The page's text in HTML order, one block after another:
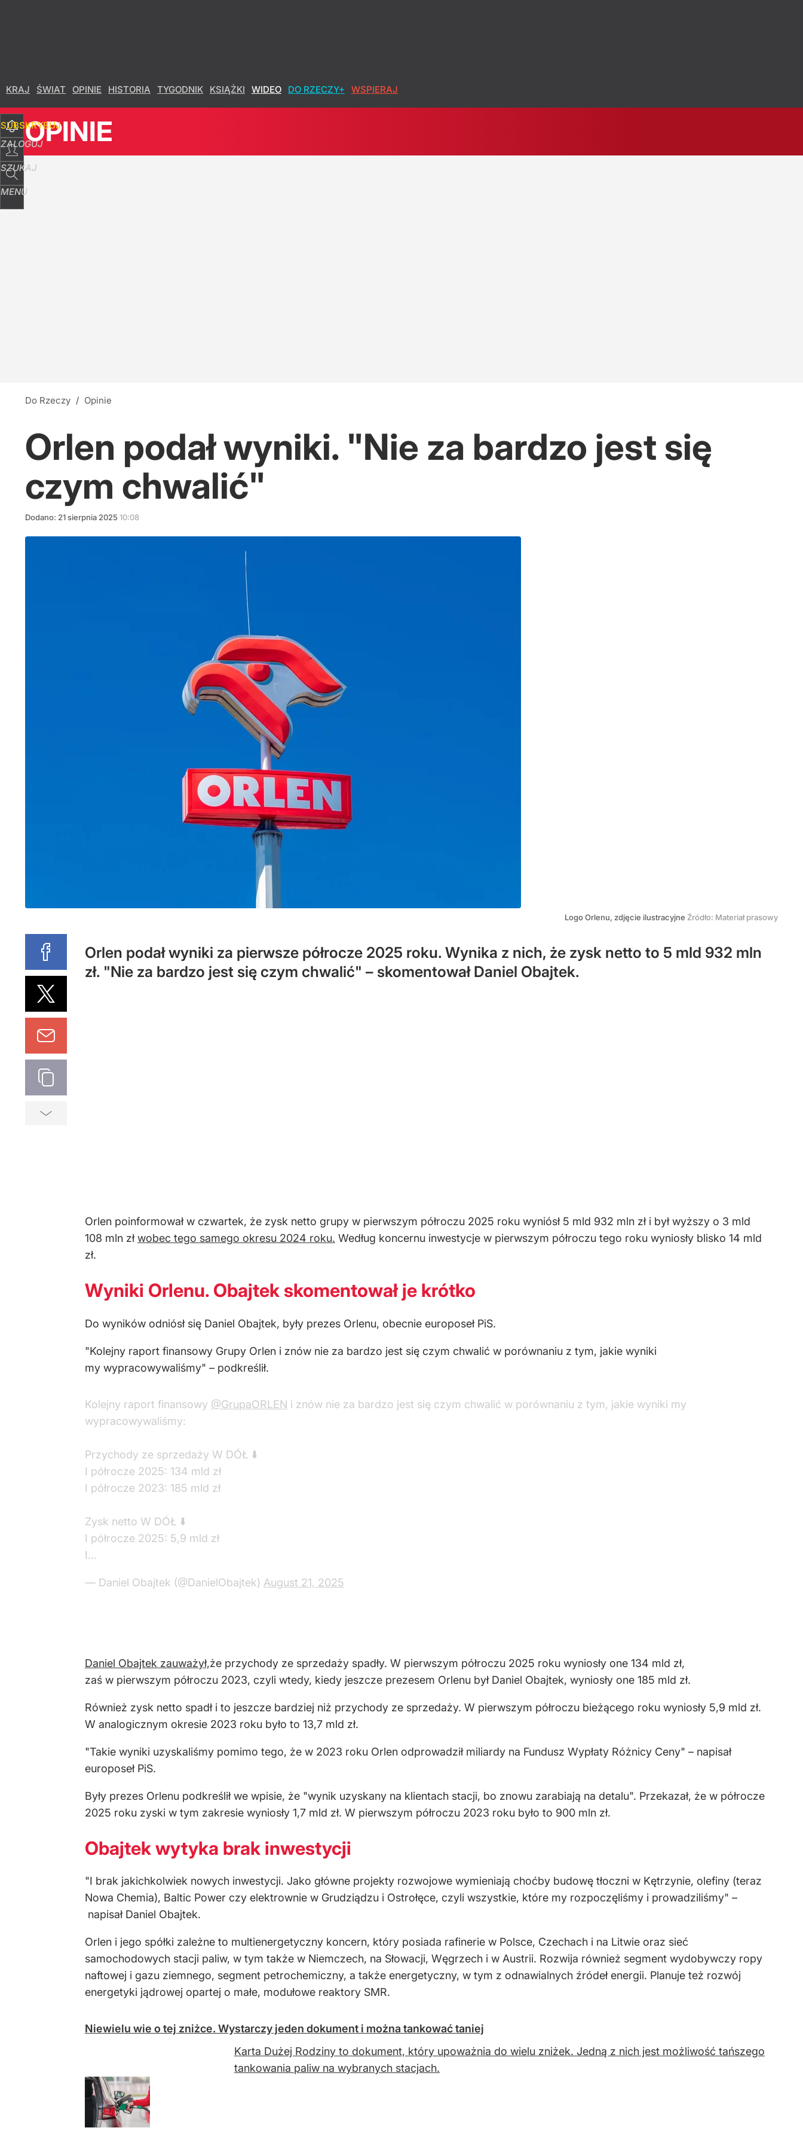
KRAJ ŚWIAT OPINIE HISTORIA TYGODNIK KSIĄŻKI WIDEO DO RZECZY+ WSPIERAJ
SUBSKRYBUJ
ZALOGUJ
SZUKAJ
MENU
OPINIE
Do Rzeczy / Opinie
Orlen podał wyniki. "Nie za bardzo jest się
czym chwalić"
Dodano: 21sierpnia 2025 10:08
Logo Orlenu, zdjęcie ilustracyjne Źródło: Materiał prasowy
Orlen podał wyniki za pierwsze półrocze 2025 roku. Wynika z nich, że zysk netto to 5 mld 932 mln
zł. "Nie za bardzo jest się czym chwalić" – skomentował Daniel Obajtek.
Orlen poinformował w czwartek, że zysk netto grupy w pierwszym półroczu 2025 roku wyniósł 5 mld 932 mln zł i był wyższy o 3 mld
108 mln złwobec tego samego okresu 2024 roku. Według koncernu inwestycje w pierwszym półroczu tego roku wyniosły blisko 14 mld
zł.
Wyniki Orlenu. Obajtek skomentował je krótko
Do wyników odniósł się Daniel Obajtek, były prezes Orlenu, obecnie europoseł PiS.
"Kolejny raport finansowy Grupy Orlen i znów nie za bardzo jest się czym chwalić w porównaniu z tym, jakie wyniki
my wypracowywaliśmy" – podkreślił.
Kolejny raport finansowy @GrupaORLEN i znów nie za bardzo jest się czym chwalić w porównaniu z tym, jakie wyniki my
wypracowywaliśmy:
Przychody ze sprzedaży W DÓŁ ⬇️
I półrocze 2025: 134 mld zł
I półrocze 2023: 185 mld zł
Zysk netto W DÓŁ ⬇️
I półrocze 2025: 5,9 mld zł
I…
— Daniel Obajtek (@DanielObajtek) August 21, 2025
Daniel Obajtek zauważył,że przychody ze sprzedaży spadły. W pierwszym półroczu 2025 roku wyniosły one 134 mld zł,
zaś w pierwszym półroczu 2023, czyli wtedy, kiedy jeszcze prezesem Orlenu był Daniel Obajtek, wyniosły one 185 mld zł.
Również zysk netto spadł i to jeszcze bardziej niż przychody ze sprzedaży. W pierwszym półroczu bieżącego roku wyniosły 5,9 mld zł.
W analogicznym okresie 2023 roku było to 13,7 mld zł.
"Takie wyniki uzyskaliśmy pomimo tego, że w 2023 roku Orlen odprowadził miliardy na Fundusz Wypłaty Różnicy Ceny" – napisał
europoseł PiS.
Były prezes Orlenu podkreślił we wpisie, że "wynik uzyskany na klientach stacji, bo znowu zarabiają na detalu". Przekazał, że w półrocze
2025 roku zyski w tym zakresie wyniosły 1,7 mld zł. W pierwszym półroczu 2023 roku było to 900 mln zł.
Obajtek wytyka brak inwestycji
"I brak jakichkolwiek nowych inwestycji. Jako główne projekty rozwojowe wymieniają choćby budowę tłoczni w Kętrzynie, olefiny (teraz
Nowa Chemia), Baltic Power czy elektrownie w Grudziądzu i Ostrołęce, czyli wszystkie, które my rozpoczęliśmy i prowadziliśmy" –
napisał Daniel Obajtek.
Orlen i jego spółki zależne to multienergetyczny koncern, który posiada rafinerie w Polsce, Czechach i na Litwie oraz sieć
samochodowych stacji paliw, w tym także w Niemczech, na Słowacji, Węgrzech i w Austrii. Rozwija również segment wydobywczy ropy
naftowej i gazu ziemnego, segment petrochemiczny, a także energetyczny, w tym z odnawialnych źródeł energii. Planuje też rozwój
energetyki jądrowej opartej o małe, modułowe reaktory SMR.
Niewielu wie o tej zniżce. Wystarczy jeden dokument i można tankować taniej
Karta Dużej Rodziny to dokument, który upoważnia do wielu zniżek. Jedną z nich jest możliwość tańszego
tankowania paliw na wybranych stacjach.